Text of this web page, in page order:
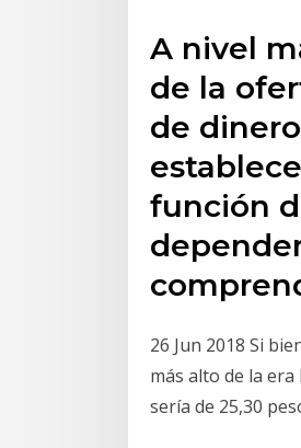
A nivel
de la
de
función
26 Jun 2018 Si
más alto de la
sería de 25,30